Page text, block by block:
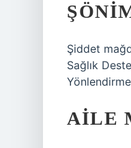
Şiddet
Sağlık
AILE